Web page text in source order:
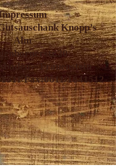
Knopp’s
Alm
– Frauenstein
Fax:0611/1841512